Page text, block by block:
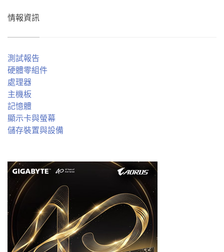
情報資訊
測試報告
硬體零組件
處理器
主機板
記憶體
顯示卡與螢幕
儲存裝置與設備